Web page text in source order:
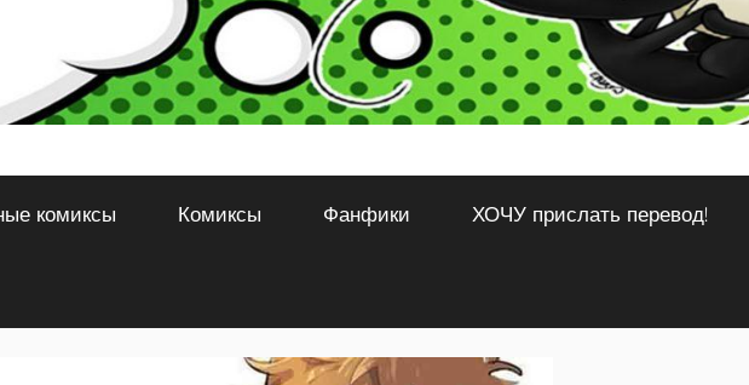
комиксы Комиксы Фанфики ХОЧУ прислать перевод!